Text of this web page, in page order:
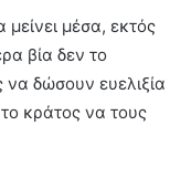
μέσα, εκτός
βία δεν το
να δώσουν ευελιξία
κράτος να τους